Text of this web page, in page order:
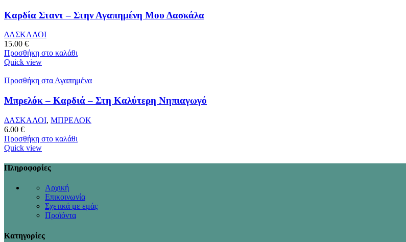
Καρδία Σταντ – Στην Αγαπημένη Μου Δασκάλα
ΔΑΣΚΑΛΟΙ
15.00 €
Προσθήκη στο καλάθι
Quick view
Προσθήκη στα Αγαπημένα
Μπρελόκ – Καρδιά – Στη Καλύτερη Νηπιαγωγό
ΔΑΣΚΑΛΟΙ, ΜΠΡΕΛΟΚ
6.00 €
Προσθήκη στο καλάθι
Quick view
Πληροφορίες
Αρχική
Επικοινωνία
Σχετικά με εμάς
Προϊόντα
Κατηγορίες